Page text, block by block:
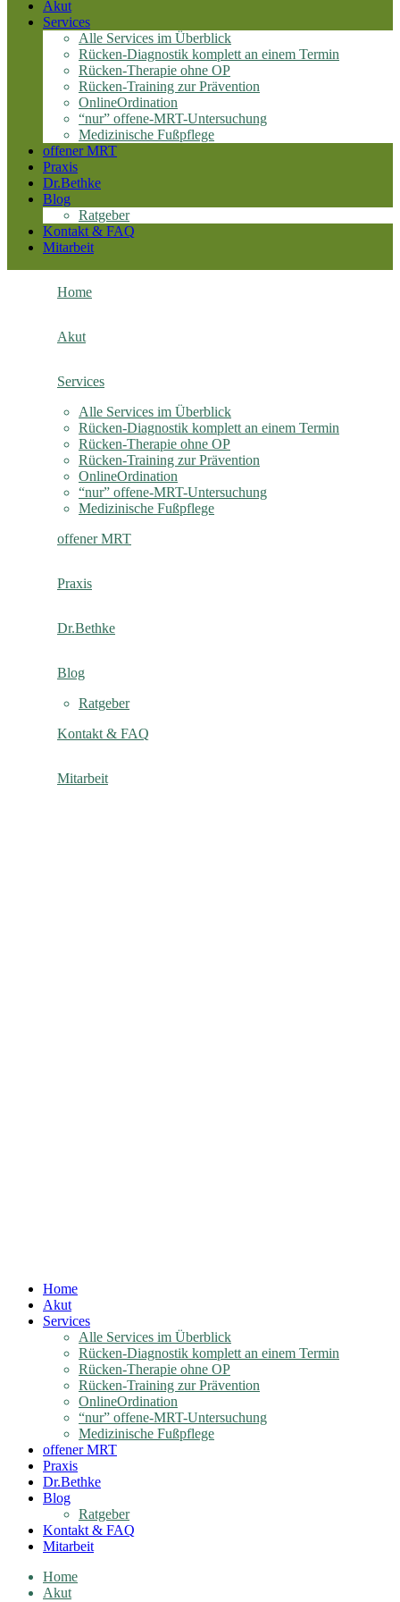
Akut
Services
Alle Services im Überblick
Rücken-Diagnostik komplett an einem Termin
Rücken-Therapie ohne OP
Rücken-Training zur Prävention
OnlineOrdination
“nur” offene-MRT-Untersuchung
Medizinische Fußpflege
offener MRT
Praxis
Dr.Bethke
Blog
Ratgeber
Kontakt & FAQ
Mitarbeit
Home
Akut
Services
Alle Services im Überblick
Rücken-Diagnostik komplett an einem Termin
Rücken-Therapie ohne OP
Rücken-Training zur Prävention
OnlineOrdination
“nur” offene-MRT-Untersuchung
Medizinische Fußpflege
offener MRT
Praxis
Dr.Bethke
Blog
Ratgeber
Kontakt & FAQ
Mitarbeit
Home
Akut
Services
Alle Services im Überblick
Rücken-Diagnostik komplett an einem Termin
Rücken-Therapie ohne OP
Rücken-Training zur Prävention
OnlineOrdination
“nur” offene-MRT-Untersuchung
Medizinische Fußpflege
offener MRT
Praxis
Dr.Bethke
Blog
Ratgeber
Kontakt & FAQ
Mitarbeit
Home
Akut